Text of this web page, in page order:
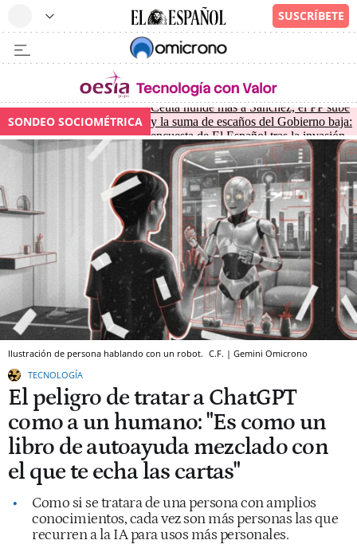
SONDEO SOCIOMÉTRICA
Ceuta hunde más a Sánchez, el PP sube
y la suma de escaños del Gobierno baja:
encuesta de El Español tras la invasión
Ilustración de persona hablando con un robot. C.F. | Gemini Omicrono
TECNOLOGÍA
El peligro de tratar a ChatGPT
como a un humano: "Es como un
libro de autoayuda mezclado con
el que te echa las cartas"
Como si se tratara de una persona con amplios
conocimientos, cada vez son más personas las que
recurren a la IA para usos más personales.